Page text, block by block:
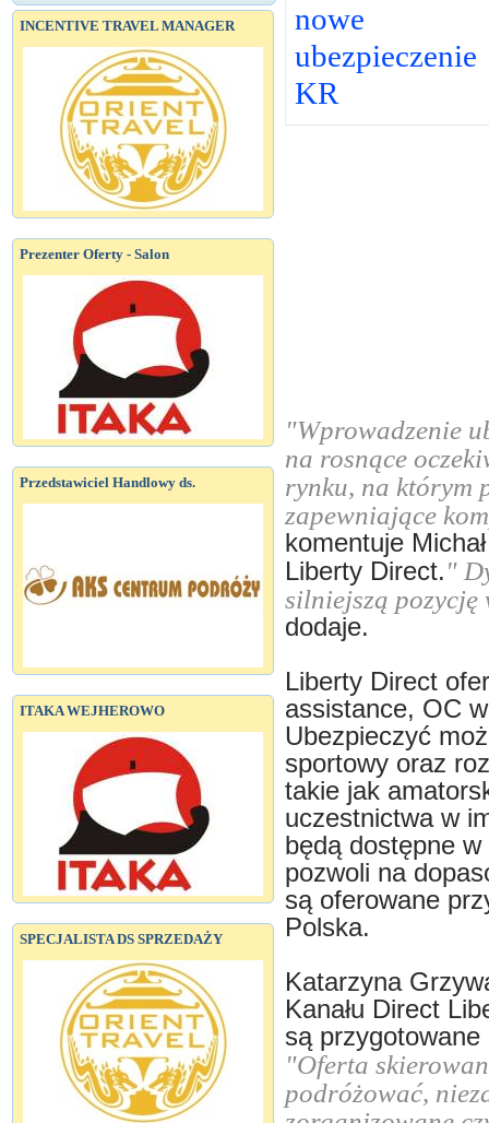
INCENTIVE TRAVEL MANAGER
Prezenter Oferty - Salon
Przedstawiciel Handlowy ds.
ITAKA WEJHEROWO
SPECJALISTA DS SPRZEDAŻY
nowe
ubezpieczenie
KR
"Wprowadzenie
na rosnące
rynku, na którym
zapewniające
komentuje
Liberty Direct."
silniejszą pozycję
dodaje.
Liberty Direct
assistance, OC
Ubezpieczyć
sportowy oraz
takie jak
uczestnictwa w
będą dostępne
pozwoli na
są oferowane
Polska.
Katarzyna
Kanału Direct
są
"Oferta
podróżować,